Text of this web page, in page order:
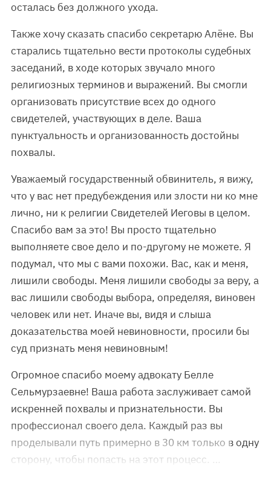
осталась без должного ухода.
Также хочу сказать спасибо секретарю Алёне. Вы
старались тщательно вести протоколы судебных
заседаний, в ходе которых звучало много
религиозных терминов и выражений. Вы смогли
организовать присутствие всех до одного
свидетелей, участвующих в деле. Ваша
пунктуальность и организованность достойны
похвалы.
Уважаемый государственный обвинитель, я вижу,
что у вас нет предубеждения или злости ни ко мне
лично, ни к религии Свидетелей Иеговы в целом.
Спасибо вам за это! Вы просто тщательно
выполняете свое дело и по-другому не можете. Я
подумал, что мы с вами похожи. Вас, как и меня,
лишили свободы. Меня лишили свободы за веру, а
вас лишили свободы выбора, определяя, виновен
человек или нет. Иначе вы, видя и слыша
доказательства моей невиновности, просили бы
суд признать меня невиновным!
Огромное спасибо моему адвокату Белле
Сельмурзаевне! Ваша работа заслуживает самой
искренней похвалы и признательности. Вы
профессионал своего дела. Каждый раз вы
проделывали путь примерно в 30 км только в одну
сторону, чтобы попасть на этот процесс. …